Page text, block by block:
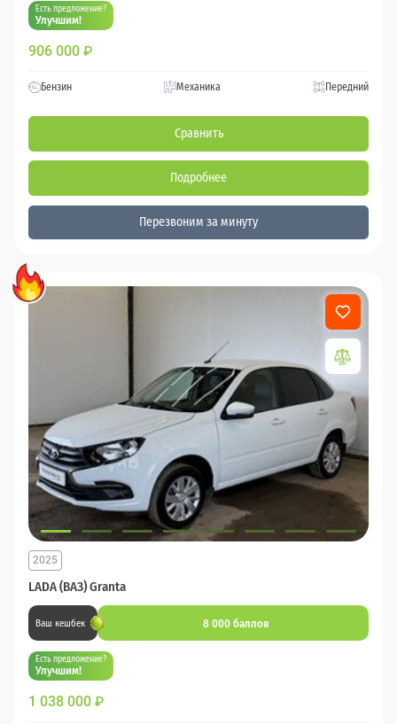
Есть предложение?
Улучшим!
906 000 ₽
Бензин Механика Передний
Сравнить
Подробнее
Перезвоним за минуту
LADA (ВАЗ) Granta
2025
Ваш кешбек 8 000 баллов
Есть предложение?
Улучшим!
1 038 000 ₽